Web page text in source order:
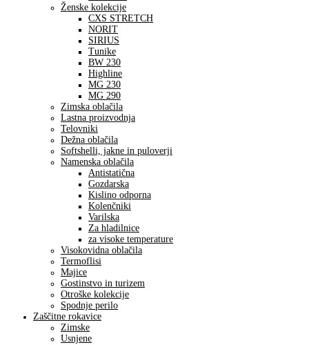
Ženske kolekcije
CXS STRETCH
NORIT
SIRIUS
Tunike
BW 230
Highline
MG 230
MG 290
Zimska oblačila
Lastna proizvodnja
Telovniki
Dežna oblačila
Softshelli, jakne in puloverji
Namenska oblačila
Antistatična
Gozdarska
Kislino odporna
Kolenčniki
Varilska
Za hladilnice
za visoke temperature
Visokovidna oblačila
Termoflisi
Majice
Gostinstvo in turizem
Otroške kolekcije
Spodnje perilo
Zaščitne rokavice
Zimske
Usnjene